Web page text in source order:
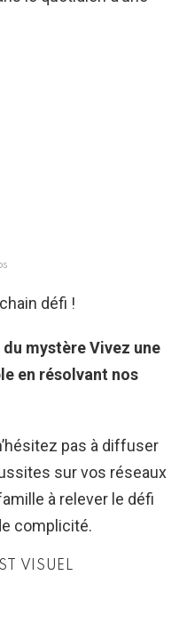
défi !
mystère Vivez une
en résolvant nos
pas à diffuser
sur vos réseaux
à relever le défi
complicité.
VISUEL